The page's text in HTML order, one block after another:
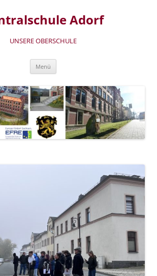
Adorf
UNSERE OBERSCHULE
Menü